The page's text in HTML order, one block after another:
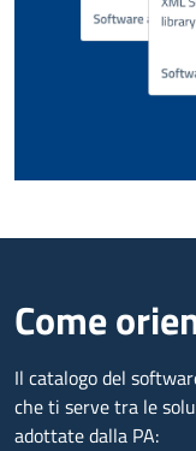
Come
Il catalogo del
che ti serve tra le
adottate dalla PA: